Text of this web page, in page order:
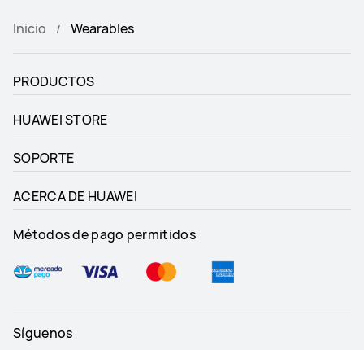
Inicio Wearables
PRODUCTOS
HUAWEI STORE
SOPORTE
ACERCA DE HUAWEI
Métodos de pago permitidos
Síguenos